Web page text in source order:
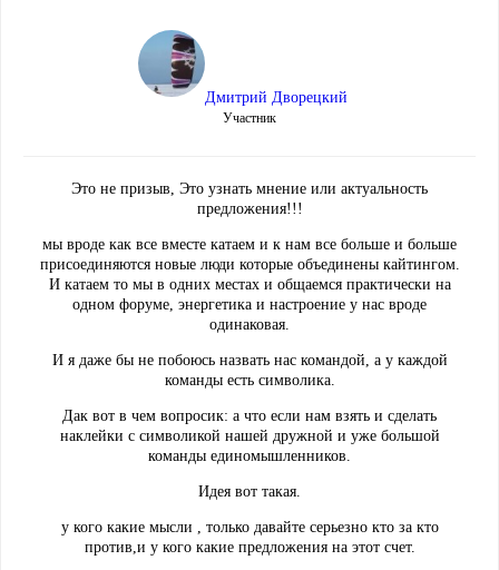
Дмитрий Дворецкий
Участник
Это не призыв, Это узнать мнение или актуальность
предложения!!!
мы вроде как все вместе катаем и к нам все больше и больше
присоединяются новые люди которые объединены кайтингом.
И катаем то мы в одних местах и общаемся практически на
одном форуме, энергетика и настроение у нас вроде
одинаковая.
И я даже бы не побоюсь назвать нас командой, а у каждой
команды есть символика.
Дак вот в чем вопросик: а что если нам взять и сделать
наклейки с символикой нашей дружной и уже большой
команды единомышленников.
Идея вот такая.
у кого какие мысли , только давайте серьезно кто за кто
против,и у кого какие предложения на этот счет.